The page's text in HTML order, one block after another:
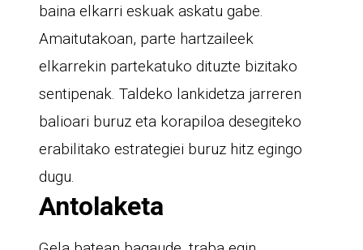
baina elkarri eskuak askatu gabe.
Amaitutakoan, parte hartzaileek
elkarrekin partekatuko dituzte bizitako
sentipenak. Taldeko lankidetza jarreren
balioari buruz eta korapiloa desegiteko
erabilitako estrategiei buruz hitz egingo
dugu.
Antolaketa